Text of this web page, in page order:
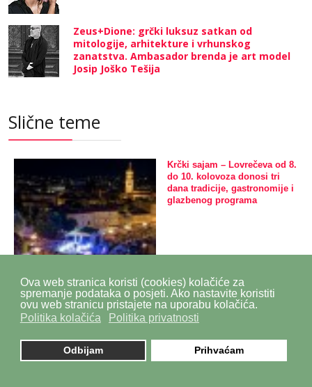
Ova web stranica koristi (cookies) kolačiće za
spremanje podataka o posjeti. Ako nastavite koristiti
ovu web stranicu pristajete na uporabu kolačića.
Politika kolačića
Politika privatnosti
Odbijam Prihvaćam
Zeus+Dione: grčki luksuz satkan od
mitologije, arhitekture i vrhunskog
zanatstva. Ambasador brenda je art model
Josip Joško Tešija
Slične teme
Krčki sajam – Lovrečeva od 8.
do 10. kolovoza donosi tri
dana tradicije, gastronomije i
glazbenog programa